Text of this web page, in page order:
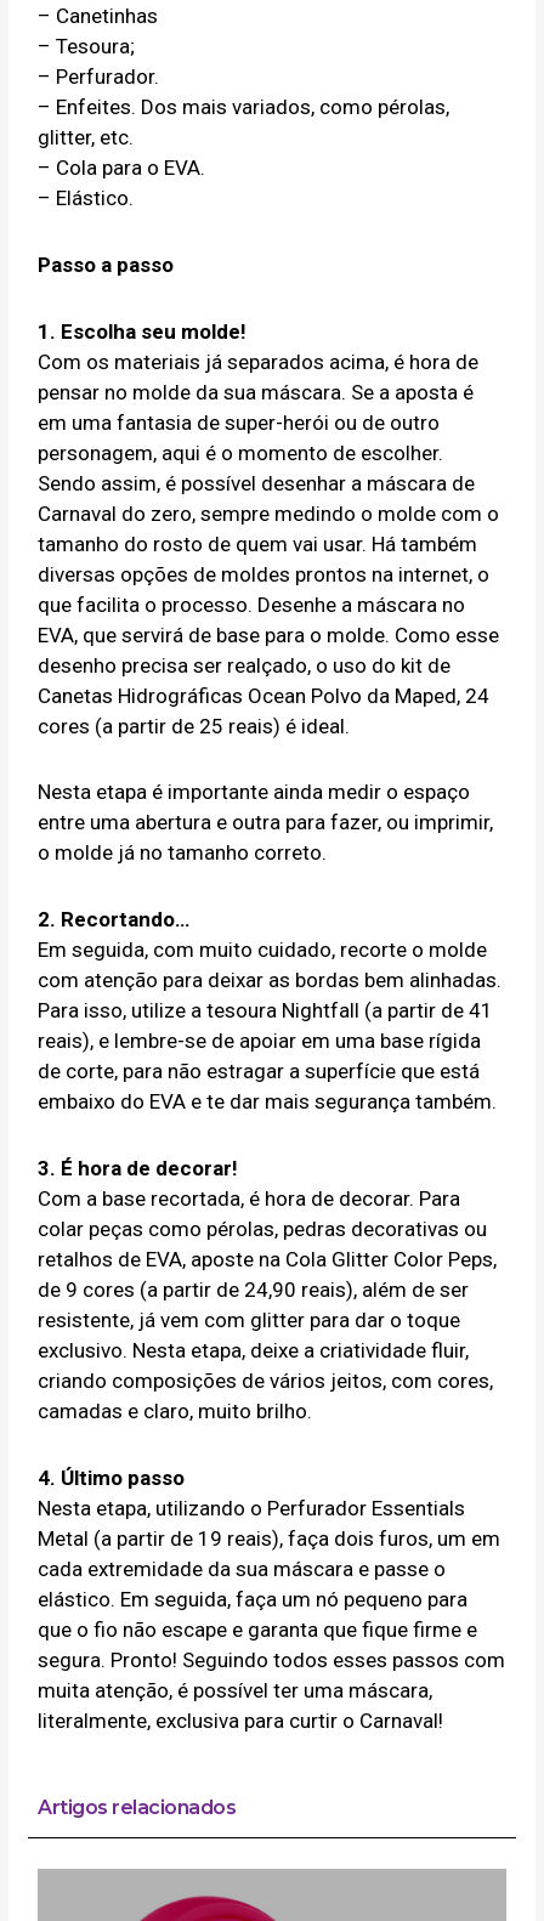
– Canetinhas
– Tesoura;
– Perfurador.
– Enfeites. Dos mais variados, como pérolas,
glitter, etc.
– Cola para o EVA.
– Elástico.
Passo a passo
1. Escolha seu molde!
Com os materiais já separados acima, é hora de
pensar no molde da sua máscara. Se a aposta é
em uma fantasia de super-herói ou de outro
personagem, aqui é o momento de escolher.
Sendo assim, é possível desenhar a máscara de
Carnaval do zero, sempre medindo o molde com o
tamanho do rosto de quem vai usar. Há também
diversas opções de moldes prontos na internet, o
que facilita o processo. Desenhe a máscara no
EVA, que servirá de base para o molde. Como esse
desenho precisa ser realçado, o uso do kit de
Canetas Hidrográficas Ocean Polvo da Maped, 24
cores (a partir de 25 reais) é ideal.
Nesta etapa é importante ainda medir o espaço
entre uma abertura e outra para fazer, ou imprimir,
o molde já no tamanho correto.
2. Recortando…
Em seguida, com muito cuidado, recorte o molde
com atenção para deixar as bordas bem alinhadas.
Para isso, utilize a tesoura Nightfall (a partir de 41
reais), e lembre-se de apoiar em uma base rígida
de corte, para não estragar a superfície que está
embaixo do EVA e te dar mais segurança também.
3. É hora de decorar!
Com a base recortada, é hora de decorar. Para
colar peças como pérolas, pedras decorativas ou
retalhos de EVA, aposte na Cola Glitter Color Peps,
de 9 cores (a partir de 24,90 reais), além de ser
resistente, já vem com glitter para dar o toque
exclusivo. Nesta etapa, deixe a criatividade fluir,
criando composições de vários jeitos, com cores,
camadas e claro, muito brilho.
4. Último passo
Nesta etapa, utilizando o Perfurador Essentials
Metal (a partir de 19 reais), faça dois furos, um em
cada extremidade da sua máscara e passe o
elástico. Em seguida, faça um nó pequeno para
que o fio não escape e garanta que fique firme e
segura. Pronto! Seguindo todos esses passos com
muita atenção, é possível ter uma máscara,
literalmente, exclusiva para curtir o Carnaval!
Artigos relacionados